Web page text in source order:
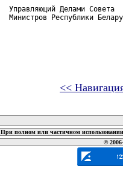
Управляющий Делами Совета
Министров Республики
<<
При полном или частичном
©